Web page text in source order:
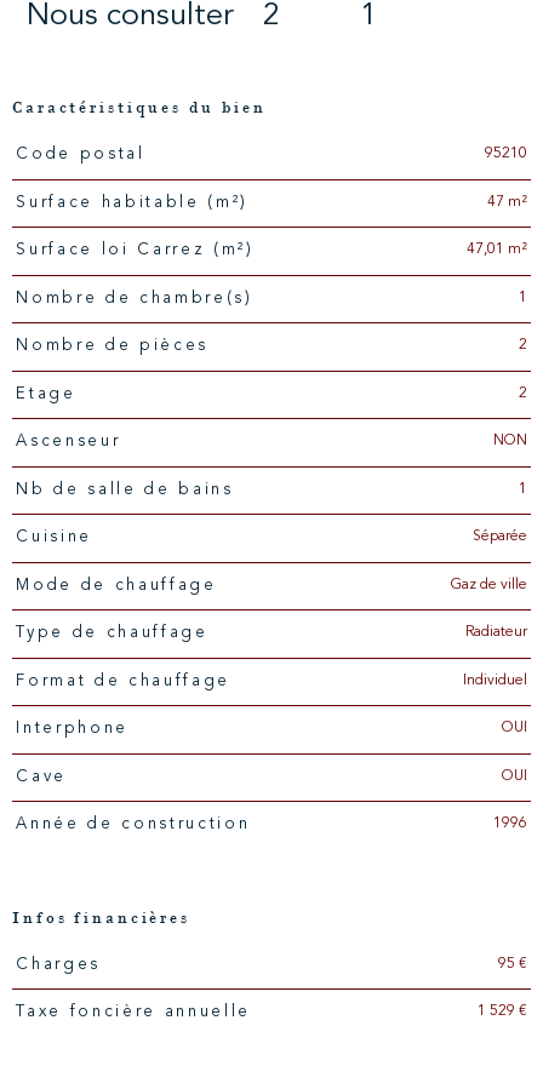
Nous consulter 2 1
Caractéristiques du bien
Caractéristiques Valeurs
Code postal 95210
Surface habitable (m²) 47 m²
Surface loi Carrez (m²) 47,01 m²
Nombre de chambre(s) 1
Nombre de pièces 2
Etage 2
Ascenseur NON
Nb de salle de bains 1
Cuisine Séparée
Mode de chauffage Gaz de ville
Type de chauffage Radiateur
Format de chauffage Individuel
Interphone OUI
Cave OUI
Année de construction 1996
Infos financières
Caractéristiques
Charges 95 €
Taxe foncière annuelle 1 529 €